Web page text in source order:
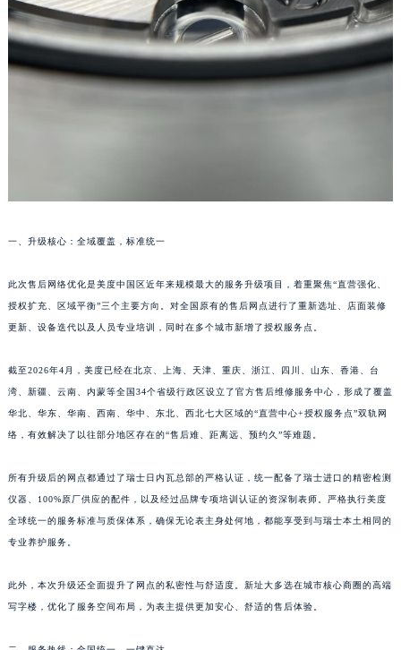
一、升级核心：全域覆盖，标准统一
此次售后网络优化是美度中国区近年来规模最大的服务升级项目，着重聚焦“直营强化、
授权扩充、区域平衡”三个主要方向。对全国原有的售后网点进行了重新选址、店面装修
更新、设备迭代以及人员专业培训，同时在多个城市新增了授权服务点。
截至2026年4月，美度已经在北京、上海、天津、重庆、浙江、四川、山东、香港、台
湾、新疆、云南、内蒙等全国34个省级行政区设立了官方售后维修服务中心，形成了覆盖
华北、华东、华南、西南、华中、东北、西北七大区域的“直营中心+授权服务点”双轨网
络，有效解决了以往部分地区存在的“售后难、距离远、预约久”等难题。
所有升级后的网点都通过了瑞士日内瓦总部的严格认证，统一配备了瑞士进口的精密检测
仪器、100%原厂供应的配件，以及经过品牌专项培训认证的资深制表师。严格执行美度
全球统一的服务标准与质保体系，确保无论表主身处何地，都能享受到与瑞士本土相同的
专业养护服务。
此外，本次升级还全面提升了网点的私密性与舒适度。新址大多选在城市核心商圈的高端
写字楼，优化了服务空间布局，为表主提供更加安心、舒适的售后体验。